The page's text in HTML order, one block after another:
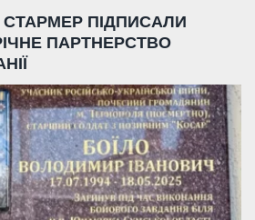
ПІДПИСАЛИ
ПАРТНЕРСТВО